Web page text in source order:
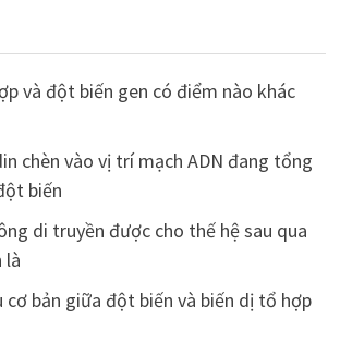
và đột biến gen có điểm nào khác
chèn vào vị trí mạch ADN đang tổng
biến
di truyền được cho thế hệ sau qua
là
bản giữa đột biến và biến dị tổ hợp